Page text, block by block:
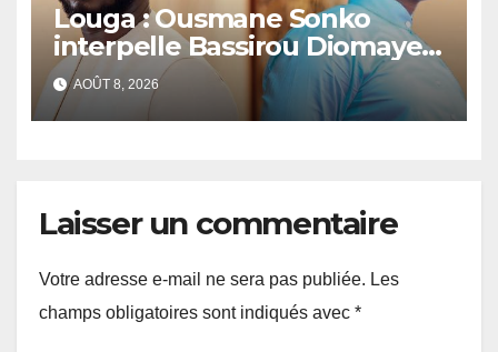
Louga : Ousmane Sonko
interpelle Bassirou Diomaye
Faye sur la date des élections
locales
AOÛT 8, 2026
Laisser un commentaire
Votre adresse e-mail ne sera pas publiée. Les
champs obligatoires sont indiqués avec *